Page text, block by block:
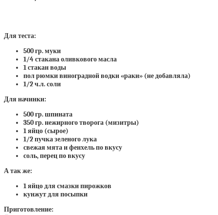
Для теста:
500 гр. муки
1/4 стакана оливкового масла
1 стакан воды
пол рюмки виноградной водки «раки» (не добавляла)
1/2 ч.л. соли
Для начинки:
500 гр. шпината
350 гр.нежирного творога (мизитры)
1 яйцо (сырое)
1/2 пучка зеленого лука
свежая мята и фенхель по вкусу
соль, перец по вкусу
А так же:
1 яйцо для смазки пирожков
кунжут для посыпки
Приготовление: